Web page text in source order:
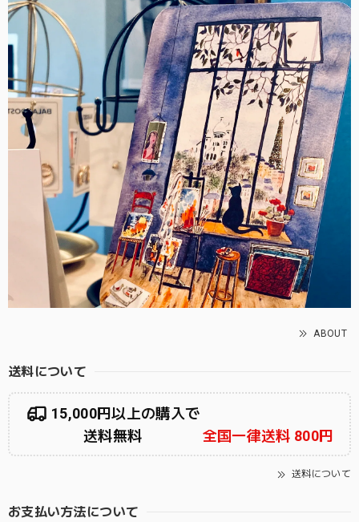
ABOUT
送料について
15,000円以上の購入で
送料無料
全国一律送料 800円
送料について
お支払い方法について